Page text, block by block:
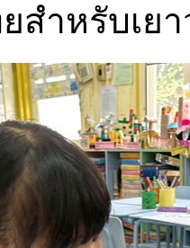
สำหรับเย